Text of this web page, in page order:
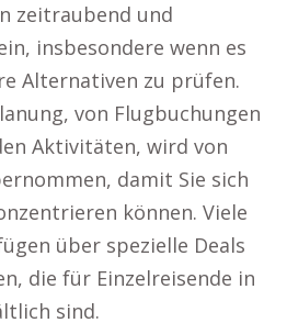
zeitraubend und
insbesondere wenn es
Alternativen zu prüfen.
von Flugbuchungen
Aktivitäten, wird von
damit Sie sich
können. Viele
über spezielle Deals
die für Einzelreisende in
sind.